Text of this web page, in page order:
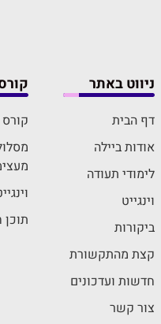
ניווט באתר
דף הבית
אודות ביילה
לימודי תעודה
וינגייט
ביקורות
קצת מהתקשורת
חדשות ועדכונים
צור קשר
קורס
תוכן